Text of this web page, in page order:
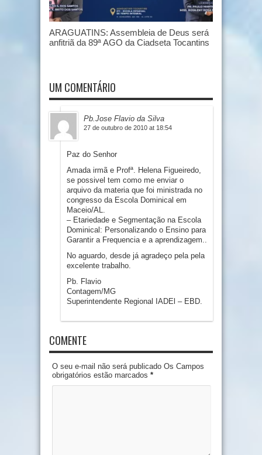
ARAGUATINS: Assembleia de Deus será
anfitriã da 89ª AGO da Ciadseta Tocantins
UM COMENTÁRIO
Pb.Jose Flavio da Silva
27 de outubro de 2010 at 18:54
Paz do Senhor
Amada irmã e Profª. Helena Figueiredo,
se possivel tem como me enviar o
arquivo da materia que foi ministrada no
congresso da Escola Dominical em
Maceio/AL.
– Etariedade e Segmentação na Escola
Dominical: Personalizando o Ensino para
Garantir a Frequencia e a aprendizagem..
No aguardo, desde já agradeço pela pela
excelente trabalho.
Pb. Flavio
Contagem/MG
Superintendente Regional IADEl – EBD.
COMENTE
O seu e-mail não será publicado Os Campos
obrigatórios estão marcados *